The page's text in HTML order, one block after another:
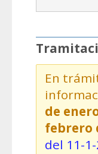
En
de
febrero
del 11-